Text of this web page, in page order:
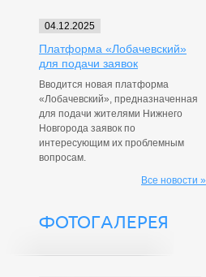
04.12.2025
Платформа «Лобачевский»
для подачи заявок
Вводится новая платформа
«Лобачевский», предназначенная
для подачи жителями Нижнего
Новгорода заявок по
интересующим их проблемным
вопросам.
Все новости »
ФОТОГАЛЕРЕЯ